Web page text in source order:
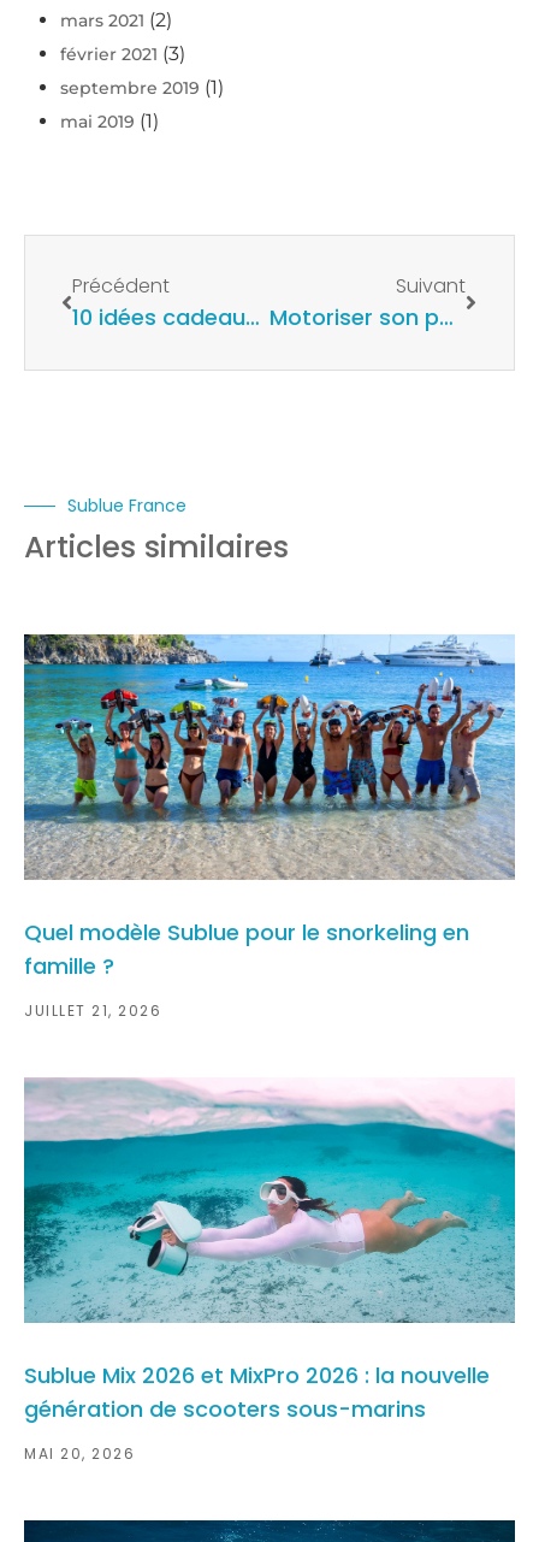
mars 2021 (2)
février 2021 (3)
septembre 2019 (1)
mai 2019 (1)
Précédent
10 idées cadeaux pour les fans de plongée
Suivant
Motoriser son paddle avec le KITSUP de Sublue
Sublue France
Articles similaires
Quel modèle Sublue pour le snorkeling en
famille ?
JUILLET 21, 2026
Sublue Mix 2026 et MixPro 2026 : la nouvelle
génération de scooters sous-marins
MAI 20, 2026